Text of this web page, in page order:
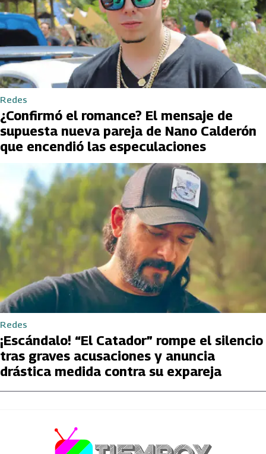
Redes
¿Confirmó el romance? El mensaje de
supuesta nueva pareja de Nano Calderón
que encendió las especulaciones
Redes
¡Escándalo! “El Catador” rompe el silencio
tras graves acusaciones y anuncia
drástica medida contra su expareja